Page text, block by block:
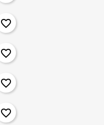
favorite_border
favorite_border
favorite_border
favorite_border